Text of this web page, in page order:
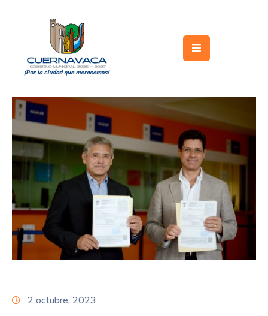
Gobierno
Turismo
Trámites
Servicios
Licitaciones
Transparencia
Directorio
2 octubre, 2023